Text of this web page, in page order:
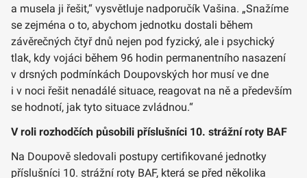
a musela ji řešit,“ vysvětluje nadporučík Vašina. „Snažíme
se zejména o to, abychom jednotku dostali během
závěrečných čtyř dnů nejen pod fyzický, ale i psychický
tlak, kdy vojáci během 96 hodin permanentního nasazení
v drsných podmínkách Doupovských hor musí ve dne
i v noci řešit nenadálé situace, reagovat na ně a především
se hodnotí, jak tyto situace zvládnou.“
V roli rozhodčích působili příslušníci 10. strážní roty BAF
Na Doupově sledovali postupy certifikované jednotky
příslušníci 10. strážní roty BAF, která se před několika